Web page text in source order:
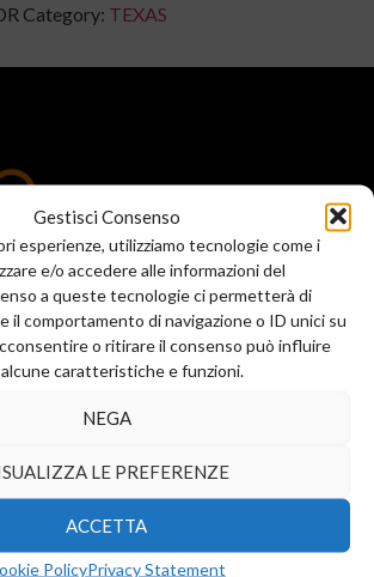
Gestisci Consenso
esperienze, utilizziamo tecnologie come i
e/o accedere alle informazioni del
a queste tecnologie ci permetterà di
il comportamento di navigazione o ID unici su
o ritirare il consenso può influire
caratteristiche e funzioni.
NEGA
LE PREFERENZE
ACCETTA
PolicyPrivacy Statement
Category: TEXAS
and commercial office: